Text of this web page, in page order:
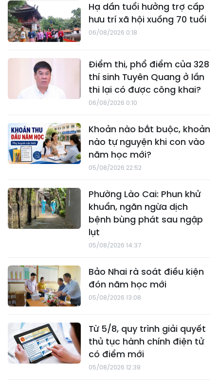
Hạ dần tuổi hưởng trợ cấp
hưu trí xã hội xuống 70 tuổi
06/08/2026 0:18
Điểm thi, phổ điểm của 328
thí sinh Tuyên Quang ở lần
thi lại có được công khai?
06/08/2026 0:10
Khoản nào bắt buộc, khoản
nào tự nguyện khi con vào
năm học mới?
05/08/2026 22:52
Phường Lào Cai: Phun khử
khuẩn, ngăn ngừa dịch
bệnh bùng phát sau ngập
lụt
05/08/2026 14:37
Bảo Nhai rà soát điều kiện
đón năm học mới
05/08/2026 13:08
Từ 5/8, quy trình giải quyết
thủ tục hành chính điện tử
có điểm mới
05/08/2026 12:39